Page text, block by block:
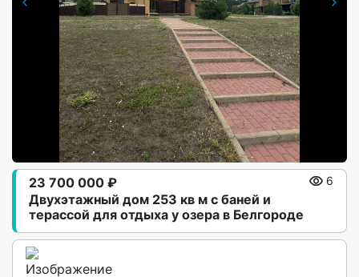
Двухэтажный дом 253 кв м с баней и
терассой для отдыха у озера в Белгороде
23 700 000 ₽ 6